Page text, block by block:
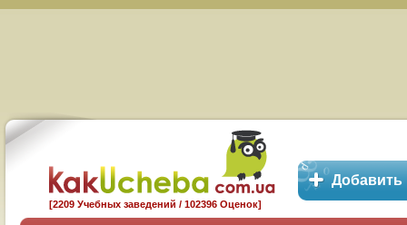
Добавить
[2209 Учебных заведений / 102396 Оценок]